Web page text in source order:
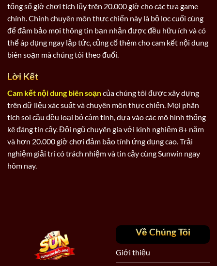
tổng số giờ chơi tích lũy trên 20.000 giờ cho các tựa game
chính. Chính chuyên môn thực chiến này là bộ lọc cuối cùng
để đảm bảo mọi thông tin bạn nhận được đều hữu ích và có
thể áp dụng ngay lập tức, củng cố thêm cho cam kết nội dung
biên soạn mà chúng tôi theo đuổi.
Lời Kết
Cam kết nội dung biên soạncủa chúng tôi được xây dựng
trên dữ liệu xác suất và chuyên môn thực chiến. Mọi phân
tích soi cầu đều loại bỏ cảm tính, dựa vào các mô hình thống
kê đáng tin cậy. Đội ngũ chuyên gia với kinh nghiệm 8+ năm
và hơn 20.000 giờ chơi đảm bảo tính ứng dụng cao. Trải
nghiệm giải trí có trách nhiệm và tin cậy cùng Sunwin ngay
hôm nay.
Về Chúng Tôi
Giới thiệu